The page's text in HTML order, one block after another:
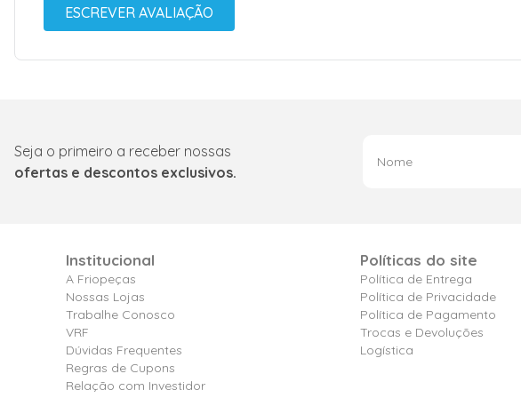
ESCREVER AVALIAÇÃO
Seja o primeiro a receber nossas
ofertas e descontos exclusivos.
Institucional
A Friopeças
Nossas Lojas
Trabalhe Conosco
VRF
Dúvidas Frequentes
Regras de Cupons
Relação com Investidor
Políticas do site
Política de Entrega
Política de Privacidade
Política de Pagamento
Trocas e Devoluções
Logística